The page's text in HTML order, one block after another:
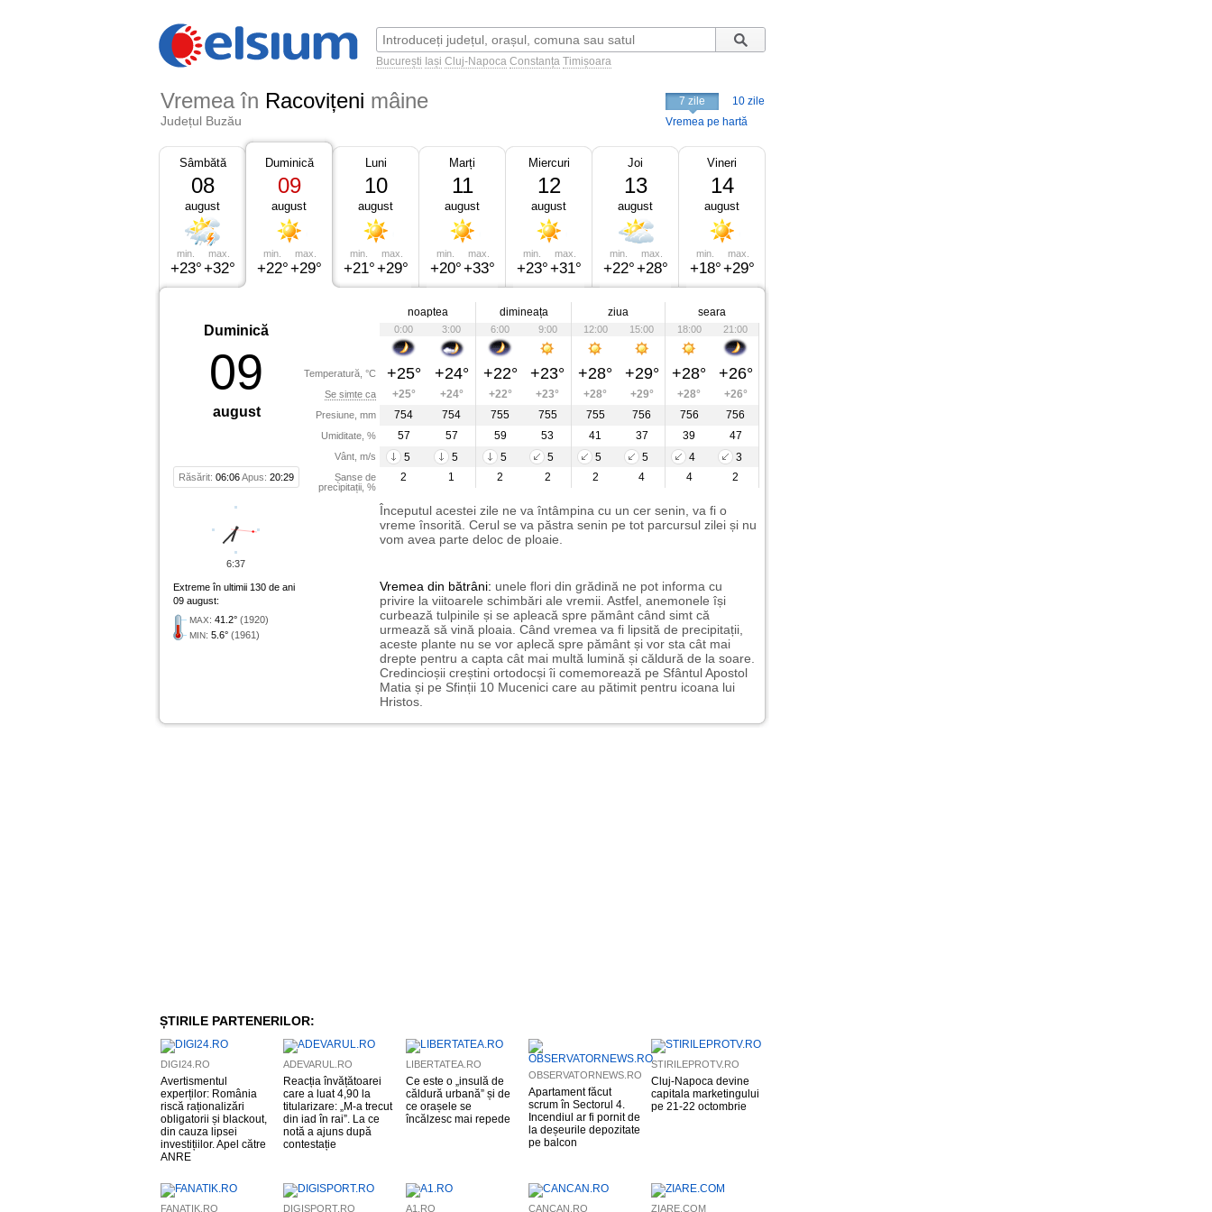
București Iași Cluj-Napoca Constanța Timișoara
Vremea în Racovițeni mâine
Județul Buzău
7 zile
10 zile
Vremea pe hartă
Sâmbătă
08
august
min.
+23°
max.
+32°
Duminică
09
august
min.
+22°
max.
+29°
Luni
10
august
min.
+21°
max.
+29°
Marți
11
august
min.
+20°
max.
+33°
Miercuri
12
august
min.
+23°
max.
+31°
Joi
13
august
min.
+22°
max.
+28°
Vineri
14
august
min.
+18°
max.
+29°
Duminică
09
august
Răsărit: 06:06Apus: 20:29
Temperatură, °C
Se simte ca
Presiune, mm
Umiditate, %
Vânt, m/s
Șanse de
precipitații, %
noaptea dimineața ziua seara
0:00 3:00 6:00 9:00 12:00 15:00 18:00 21:00
+25° +24° +22° +23° +28° +29° +28° +26°
+25° +24° +22° +23° +28° +29° +28°
+26°
754
754 755 755 755 756 756
756
57
57 59 53 41 37 39
47
5
5 5 5 5 5 4
3
2
1 2 2 2 4 4 2
Începutul acestei zile ne va întâmpina cu un cer senin, va fi o
vreme însorită. Cerul se va păstra senin pe tot parcursul zilei și nu
vom avea parte deloc de ploaie.
Extreme în ultimii 130 de ani
09 august:
MAX: 41.2° (1920)
MIN: 5.6° (1961)
Vremea din bătrâni: unele flori din grădină ne pot informa cu
privire la viitoarele schimbări ale vremii. Astfel, anemonele își
curbează tulpinile și se apleacă spre pământ când simt că
urmează să vină ploaia. Când vremea va fi lipsită de precipitații,
aceste plante nu se vor aplecă spre pământ și vor sta cât mai
drepte pentru a capta cât mai multă lumină și căldură de la soare.
Credincioșii creștini ortodocși îi comemorează pe Sfântul Apostol
Matia și pe Sfinții 10 Mucenici care au pătimit pentru icoana lui
Hristos.
6:37
ȘTIRILE PARTENERILOR:
DIGI24.RO
Avertismentul
experților: România
riscă raționalizări
obligatorii și blackout,
din cauza lipsei
investițiilor. Apel către
ANRE
ADEVARUL.RO
Reacția învățătoarei
care a luat 4,90 la
titularizare: „M-a trecut
din iad în rai”. La ce
notă a ajuns după
contestație
LIBERTATEA.RO
Ce este o „insulă de
căldură urbană” și de
ce orașele se
încălzesc mai repede
OBSERVATORNEWS.RO
Apartament făcut
scrum în Sectorul 4.
Incendiul ar fi pornit de
la deșeurile depozitate
pe balcon
STIRILEPROTV.RO
Cluj-Napoca devine
capitala marketingului
pe 21-22 octombrie
FANATIK.RO DIGISPORT.RO A1.RO CANCAN.RO ZIARE.COM